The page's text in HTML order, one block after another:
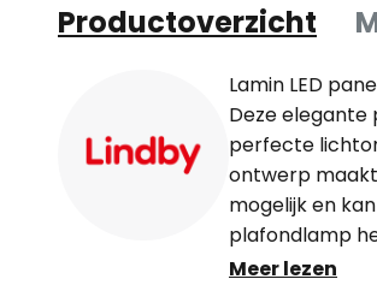
Productoverzicht
Lamin LED
Deze
perfecte
ontwerp
mogelijk en
plafondlamp
lichtkleur kunt
Meer lezen